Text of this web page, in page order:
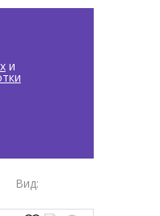
и
Вид: